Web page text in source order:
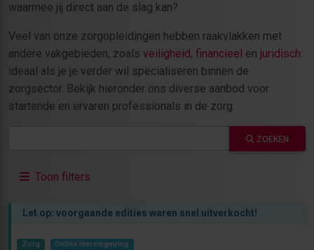
waarmee jij direct aan de slag kan?
Veel van onze zorgopleidingen hebben raakvlakken met
andere vakgebieden, zoals veiligheid, financieel en juridisch:
ideaal als je je verder wil specialiseren binnen de
zorgsector. Bekijk hieronder ons diverse aanbod voor
startende en ervaren professionals in de zorg.
ZOEKEN
Toon filters
Let op: voorgaande edities waren snel uitverkocht!
Zorg Online leeromgeving